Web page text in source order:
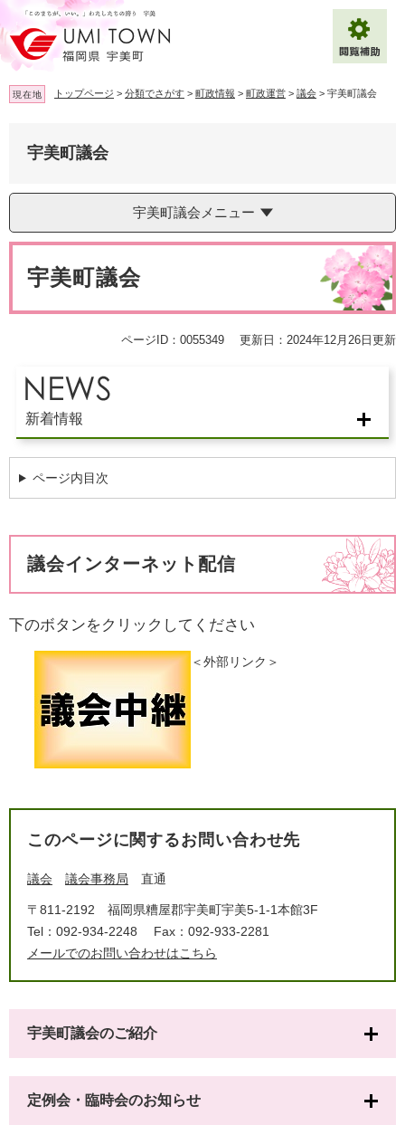
ー
ジ
の
先
頭
ニ
ュ
ー
を
飛
文
Multilingual（English・中文・한글）
現在地 トップページ > 分類でさがす > 町政情報 > 町政運営 > 議会 > 宇美町議会
宇美町議会
宇美町議会メニュー
宇美町議会
ページID：0055349 更新日：2024年12月26日更新
新着情報
ページ内目次
議会インターネット配信
下のボタンをクリックしてください
＜外部リンク＞
このページに関するお問い合わせ先
議会 議会事務局 直通
〒811-2192
福岡県糟屋郡宇美町宇美5-1-1本館3F
Tel：092-934-2248
Fax：092-933-2281
メールでのお問い合わせはこちら
宇美町議会のご紹介
定例会・臨時会のお知らせ